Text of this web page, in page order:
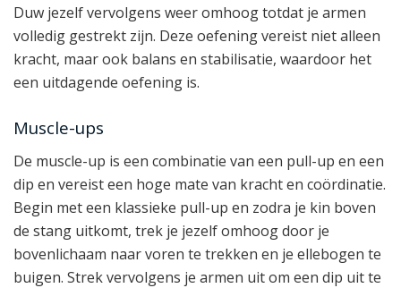
Duw jezelf vervolgens weer omhoog totdat je armen
volledig gestrekt zijn. Deze oefening vereist niet alleen
kracht, maar ook balans en stabilisatie, waardoor het
een uitdagende oefening is.
Muscle-ups
De muscle-up is een combinatie van een pull-up en een
dip en vereist een hoge mate van kracht en coördinatie.
Begin met een klassieke pull-up en zodra je kin boven
de stang uitkomt, trek je jezelf omhoog door je
bovenlichaam naar voren te trekken en je ellebogen te
buigen. Strek vervolgens je armen uit om een dip uit te